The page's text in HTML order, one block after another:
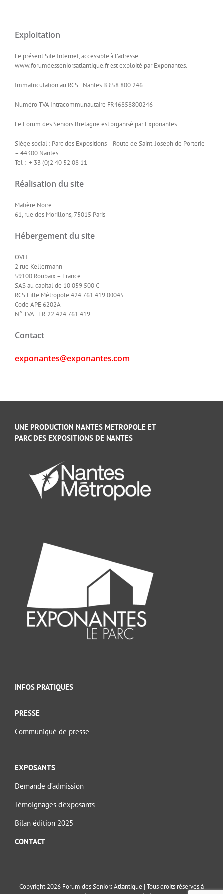
Exploitation
Le présent Site Internet, accessible à l’adresse
www.forumdesseniorsatlantique.fr est exploité par Exponantes.
Immatriculation au RCS : Nantes B 858 800 246
Numéro TVA Intracommunautaire FR46858800246
Le Forum des Seniors Bretagne est organisé par Exponantes.
Siège social : Parc des Expositions – Route de Saint-Joseph de Porterie
– 44300 Nantes
Tel : + 33 (0)2 40 52 08 11
Réalisation du site
Matière Noire
61, rue des Morillons, 75015 Paris
Hébergement du site
OVH
2 rue Kellermann
59100 Roubaix – France
SAS au capital de 10 059 500 €
RCS Lille Métropole 424 761 419 00045
Code APE 6202A
N° TVA : FR 22 424 761 419
Contact
exponantes@exponantes.com
UNE PRODUCTION NANTES METROPOLE ET
PARC DES EXPOSITIONS DE NANTES
INFOS PRATIQUES
PRESSE
Communiqué de presse
EXPOSANTS
Demande d’admission
Témoignages d’exposants
Bilan édition 2025
CONTACT
Copyright 2026 Forum des Seniors Atlantique | Tous droits réservés à